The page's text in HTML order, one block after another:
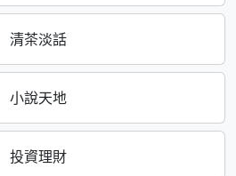
清茶淡話
小說天地
投資理財